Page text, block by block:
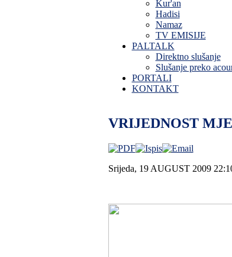
Kur'an
Hadisi
Namaz
TV EMISIJE
PALTALK
Direktno slušanje
Slušanje preko
PORTALI
KONTAKT
VRIJEDNOST
Srijeda, 19 AUGUST 2009